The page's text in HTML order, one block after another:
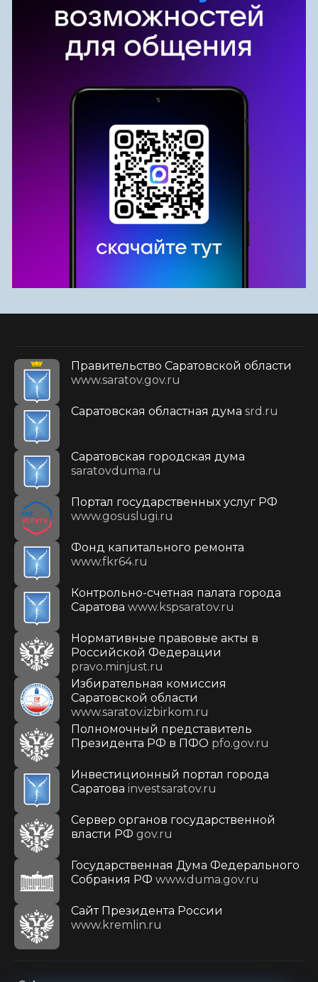
Правительство Саратовской области
www.saratov.gov.ru
Саратовская областная дума srd.ru
Саратовская городская дума
saratovduma.ru
Портал государственных услуг РФ
www.gosuslugi.ru
Фонд капитального ремонта
www.fkr64.ru
Контрольно-счетная палата города
Саратова www.kspsaratov.ru
Нормативные правовые акты в
Российской Федерации
pravo.minjust.ru
Избирательная комиссия
Саратовской области
www.saratov.izbirkom.ru
Полномочный представитель
Президента РФ в ПФО pfo.gov.ru
Инвестиционный портал города
Саратова investsaratov.ru
Сервер органов государственной
власти РФ gov.ru
Государственная Дума Федерального
Собрания РФ www.duma.gov.ru
Cайт Президента России
www.kremlin.ru